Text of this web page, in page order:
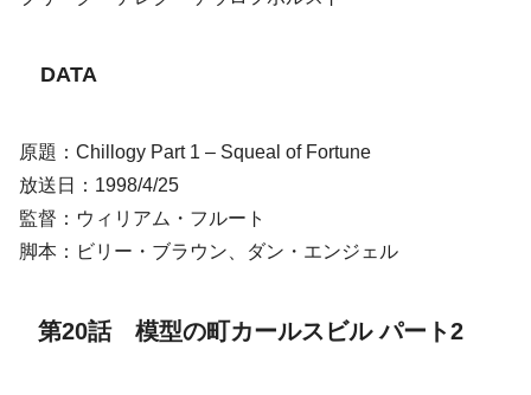
DATA
原題：Chillogy Part 1 – Squeal of Fortune
放送日：1998/4/25
監督：ウィリアム・フルート
脚本：ビリー・ブラウン、ダン・エンジェル
第20話 模型の町カールスビル パート2